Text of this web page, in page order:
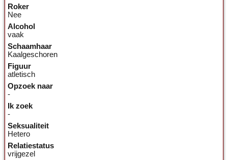
Roker
Nee
Alcohol
vaak
Schaamhaar
Kaalgeschoren
Figuur
atletisch
Opzoek naar
-
Ik zoek
-
Seksualiteit
Hetero
Relatiestatus
vrijgezel